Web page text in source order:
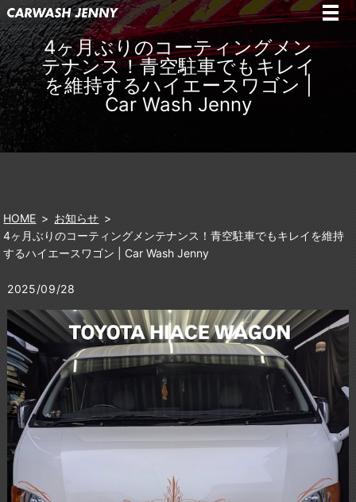
4ヶ月ぶりのコーティングメン
テナンス！青空駐車でもキレイ
を維持するハイエースワゴン |
Car Wash Jenny
HOME
お知らせ
4ヶ月ぶりのコーティングメンテナンス！青空駐車でもキレイを維持
するハイエースワゴン | Car Wash Jenny
2025/09/28